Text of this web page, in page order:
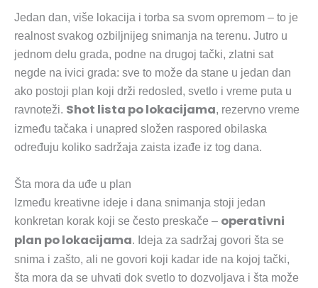
Jedan dan, više lokacija i torba sa svom opremom – to je
realnost svakog ozbiljnijeg snimanja na terenu. Jutro u
jednom delu grada, podne na drugoj tački, zlatni sat
negde na ivici grada: sve to može da stane u jedan dan
ako postoji plan koji drži redosled, svetlo i vreme puta u
ravnoteži. Shot lista po lokacijama, rezervno vreme
između tačaka i unapred složen raspored obilaska
određuju koliko sadržaja zaista izađe iz tog dana.
Šta mora da uđe u plan
Između kreativne ideje i dana snimanja stoji jedan
konkretan korak koji se često preskače – operativni
plan po lokacijama. Ideja za sadržaj govori šta se
snima i zašto, ali ne govori koji kadar ide na kojoj tački,
šta mora da se uhvati dok svetlo to dozvoljava i šta može